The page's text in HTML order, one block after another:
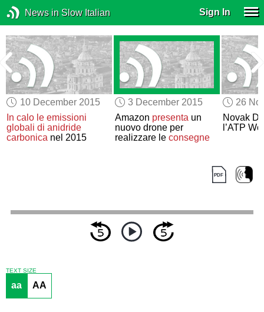
News in Slow Italian Sign In
10 December 2015
In calo le emissioni
globali di anidride
carbonica nel 2015
3 December 2015
Amazon presentaun
nuovo drone per
realizzare le consegne
26
Novak
l’ATP
TEXT SIZE
aa AA